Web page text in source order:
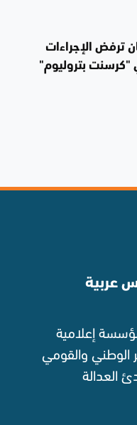
ترفض الإجراءات
"كرسنت بتروليوم"
عربية
إعلامية
الوطني والقومي
العدالة